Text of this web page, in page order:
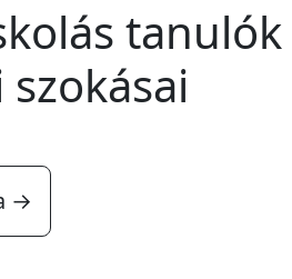
tanulók
→